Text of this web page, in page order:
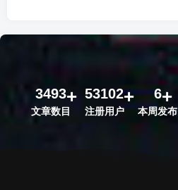
3493
文章数目
53102
注册用户
6
本周发布